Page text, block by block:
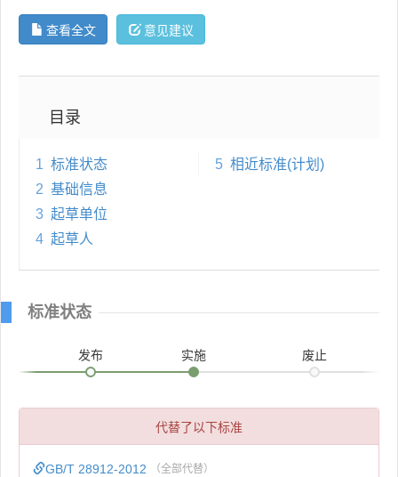
查看全文 意见建议
目录
1 标准状态
2 基础信息
3 起草单位
4 起草人
5 相近标准(计划)
标准状态
发布 实施 废止
代替了以下标准
GB/T 28912-2012 （全部代替）